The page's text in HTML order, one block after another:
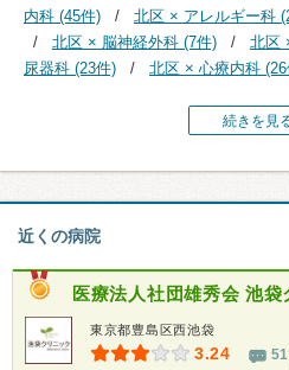
内科 (45件)
北区 × アレルギー科
北区 × 脳神経外科 (7件)
北区
尿器科 (23件)
北区 × 心療内科 (26
続きを見
近くの病院
医療法人社団雄秀会 池袋
東京都豊島区西池袋
3.24